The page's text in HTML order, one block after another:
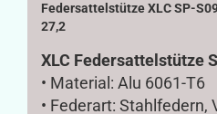
Federsattelstütze XLC SP-
27,2
XLC Federsattelstütze
• Material: Alu 6061-T6
• Federart: Stahlfedern,